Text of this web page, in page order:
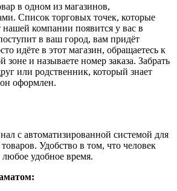
в одном из магазинов,
Список торговых точек, которые
компании появится у вас в
в ваш город, вам придёт
идёте в этот магазин, обращаетесь к
зоне и называете номер заказа. Забрать
или родственник, который знает
оформлен.
с автоматизированной системой для
Удобство в том, что человек
любое удобное время.